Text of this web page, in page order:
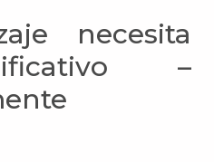
necesita
–